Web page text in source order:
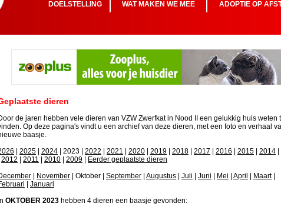
DOELSTELLING WAT MAKEN WE MEE ADOPTIE OP
dieren
de jaren hebben vele dieren van VZW Zwerfkat in Nood II een gelukkig huis weten
Op deze pagina's vindt u een archief van deze dieren, met een foto en verhaal
baasje.
2025 2024 | 2023 | 2022 2021 2020 2019 2018 2017 2016 2015 2014
2012 2011 2010 2009
Eerder geplaatste dieren
November | Oktober | September Augustus Juli Juni Mei April Maart|
Januari
In OKTOBER 2023 hebben 4 dieren een baasje gevonden: